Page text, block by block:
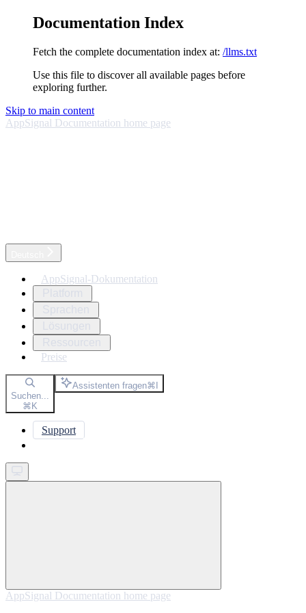
Documentation Index
Fetch the complete documentation index at: /llms.txt
Use this file to discover all available pages before
exploring further.
Skip to main content
AppSignal Documentation home page
AppSignal-Dokumentation
Preise
Suchen...
⌘K
Assistenten fragen⌘I
Support
AppSignal Documentation home page